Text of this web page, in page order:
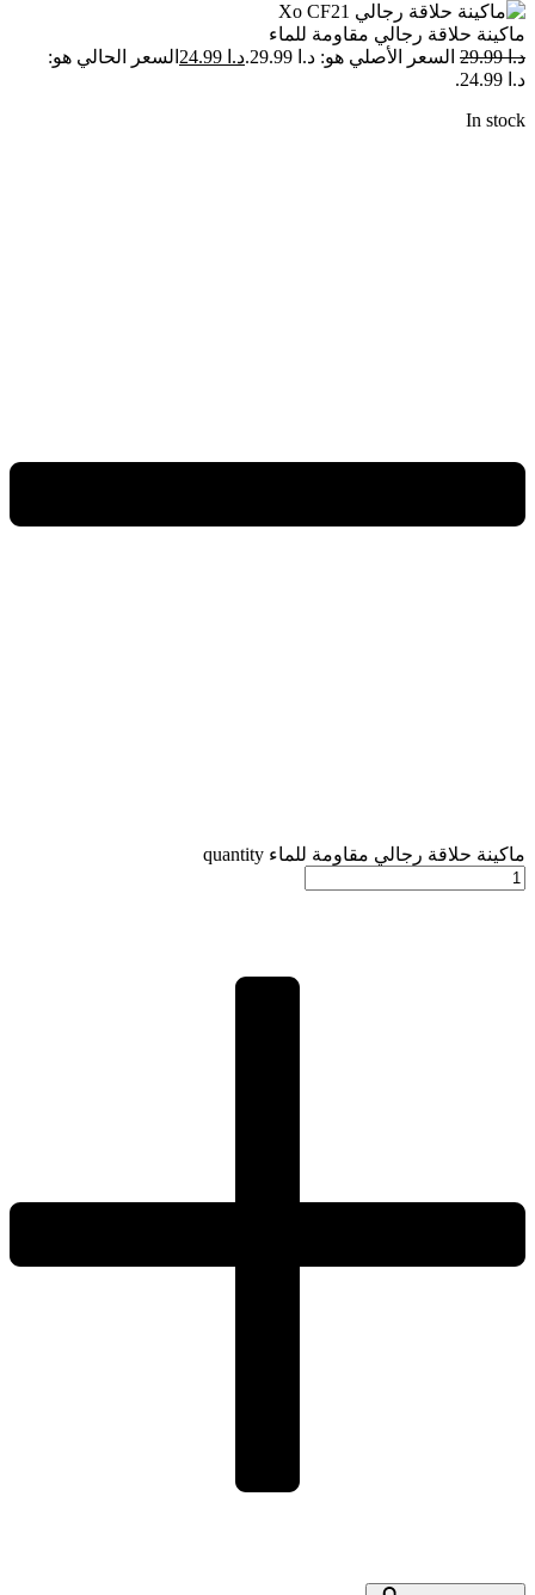
ماكينة حلاقة رجالي مقاومة للماء
د.ا29.99 السعر الأصلي هو: د.ا 29.99. د.ا
السعر الحالي هو:
د.ا 24.99.
In stock
ماكينة حلاقة رجالي مقاومة للماء quantity